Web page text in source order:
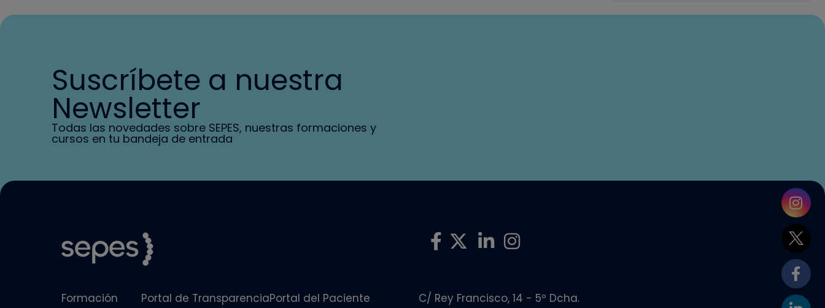
Suscríbete a nuestra
Newsletter
Todas las novedades sobre SEPES, nuestras formaciones y
cursos en tu bandeja de entrada
Formación Portal de TransparenciaPortal del Paciente
C/ Rey Francisco, 14 - 5º Dcha.